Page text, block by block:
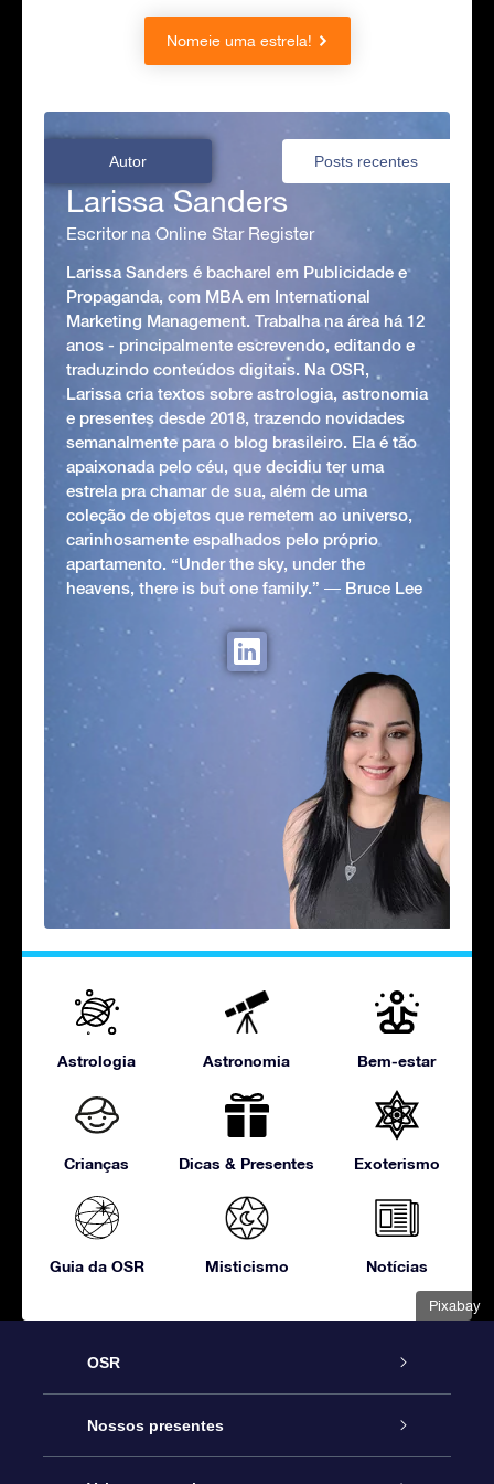
Pixabay
Nomeie uma estrela!
Autor Posts recentes
Larissa Sanders
Escritor na Online Star Register
Larissa Sanders é bacharel em Publicidade e
Propaganda, com MBA em International
Marketing Management. Trabalha na área há 12
anos - principalmente escrevendo, editando e
traduzindo conteúdos digitais. Na OSR,
Larissa cria textos sobre astrologia, astronomia
e presentes desde 2018, trazendo novidades
semanalmente para o blog brasileiro. Ela é tão
apaixonada pelo céu, que decidiu ter uma
estrela pra chamar de sua, além de uma
coleção de objetos que remetem ao universo,
carinhosamente espalhados pelo próprio
apartamento. “Under the sky, under the
heavens, there is but one family.” ― Bruce Lee
Astrologia Astronomia Bem-estar
Crianças Dicas & Presentes Exoterismo
Guia da OSR Misticismo Notícias
OSR
Serviço
Nossos presentes